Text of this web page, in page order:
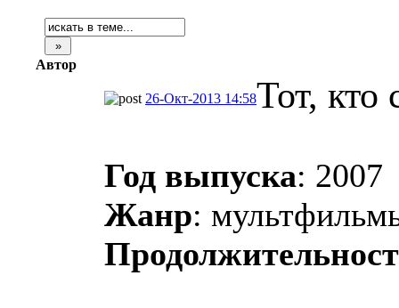
Автор
26-Окт-2013 14:58Тот, кто
Год выпуска: 2007
Жанр: